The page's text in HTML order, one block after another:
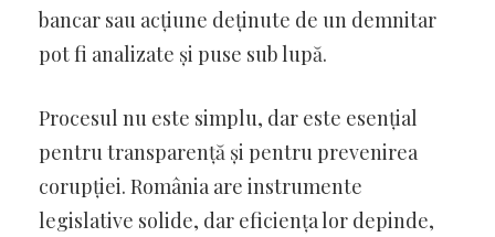
bancar sau acțiune deținute de un demnitar
pot fi analizate și puse sub lupă.
Procesul nu este simplu, dar este esențial
pentru transparență și pentru prevenirea
corupției. România are instrumente
legislative solide, dar eficiența lor depinde,